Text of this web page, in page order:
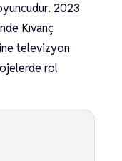
2023
Kıvanç
televizyon
rol